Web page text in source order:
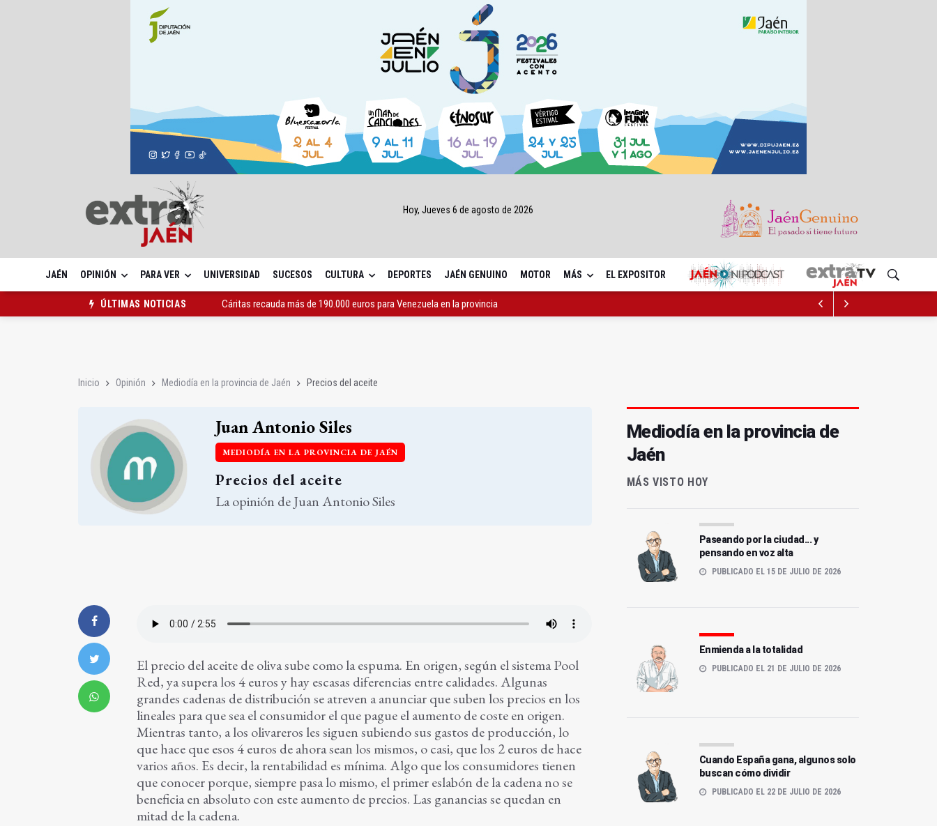
Hoy, Jueves 6 de agosto de 2026
JAÉN OPINIÓN PARA VER UNIVERSIDAD SUCESOS CULTURA DEPORTES JAÉN GENUINO MOTOR MÁS EL EXPOSITOR
ÚLTIMAS NOTICIAS
Declarado un incendio junto al helipuerto del hospital neurotrumatológico
Inicio Opinión Mediodía en la provincia de Jaén Precios del aceite
Juan Antonio Siles
MEDIODÍA EN LA PROVINCIA DE JAÉN
Precios del aceite
La opinión de Juan Antonio Siles
El precio del aceite de oliva sube como la espuma. En origen, según el sistema Pool
Red, ya supera los 4 euros y hay escasas diferencias entre calidades. Algunas
grandes cadenas de distribución se atreven a anunciar que suben los precios en los
lineales para que sea el consumidor el que pague el aumento de coste en origen.
Mientras tanto, a los olivareros les siguen subiendo sus gastos de producción, lo
que hace que esos 4 euros de ahora sean los mismos, o casi, que los 2 euros de hace
varios años. Es decir, la rentabilidad es mínima. Algo que los consumidores tienen
que conocer porque, siempre pasa lo mismo, el primer eslabón de la cadena no se
beneficia en absoluto con este aumento de precios. Las ganancias se quedan en
mitad de la cadena.
Mediodía en la provincia de
Jaén
MÁS VISTO HOY
Paseando por la ciudad... y
pensando en voz alta
PUBLICADO EL 15 DE JULIO DE 2026
Enmienda a la totalidad
PUBLICADO EL 21 DE JULIO DE 2026
Cuando España gana, algunos solo
buscan cómo dividir
PUBLICADO EL 22 DE JULIO DE 2026